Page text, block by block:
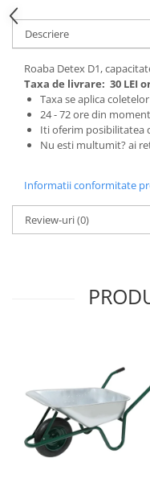
Tractoraș de tuns gazonul
Zootehnie
Incubatoare, oparitoare
deplumatoare
Echipamente pentru
Aparate de tuns animale
Piese si accesorii
animale
Semanatori
Masini batut stalpi si
Roabe & accesorii
Mobilier gradina
Zdrobitoare si teascuri
Teascuri
Zdrobitoare electrice
Zdrobitoare electrice &
Descriere
Roaba Detex D1,
Taxa de livrare: 30 LEI
Taxa se aplica
24 - 72 ore din
Iti oferim posibilitatea
Nu esti multumit? ai
Informatii conformitate
Review-uri(0)